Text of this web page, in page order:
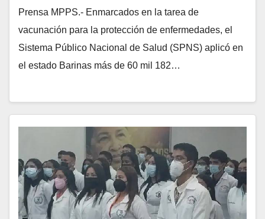
Prensa MPPS.- Enmarcados en la tarea de
vacunación para la protección de enfermedades, el
Sistema Público Nacional de Salud (SPNS) aplicó en
el estado Barinas más de 60 mil 182…